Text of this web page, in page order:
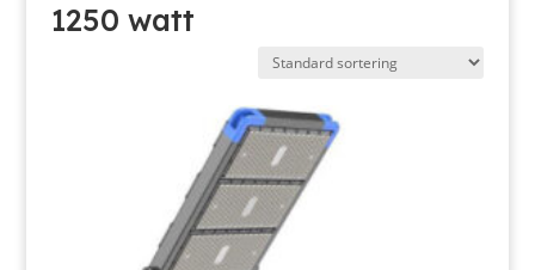
1250 watt